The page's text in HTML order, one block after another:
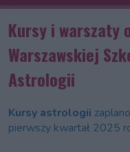
Kursy i warszaty
Warszawskiej
Astrologii
Kursy astrologii
pierwszy kwartał 2025